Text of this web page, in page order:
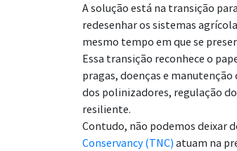
A solução está na transição
redesenhar os sistemas
mesmo tempo em que se
Essa transição reconhece o
pragas, doenças e
dos polinizadores, regulação
resiliente.
Contudo, não podemos deixar
Conservancy (TNC) atuam na